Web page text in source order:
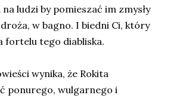
ludzi by pomieszać im zmysły
w bagno. I biedni Ci, który
fortelu tego diabliska.
wynika, że Rokita
ponurego, wulgarnego i